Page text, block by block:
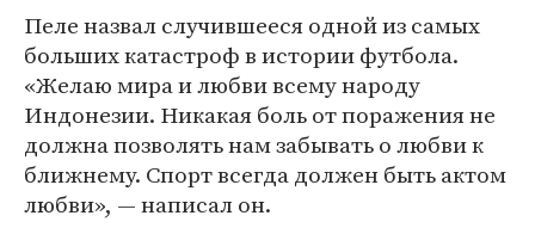
Пеле назвал случившееся одной из самых
больших катастроф в истории футбола.
«Желаю мира и любви всему народу
Индонезии. Никакая боль от поражения не
должна позволять нам забывать о любви к
ближнему. Спорт всегда должен быть актом
любви», — написал он.